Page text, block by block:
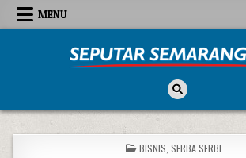
Skip to content
MENU
POSTED IN
BISNIS SERBA SERBI